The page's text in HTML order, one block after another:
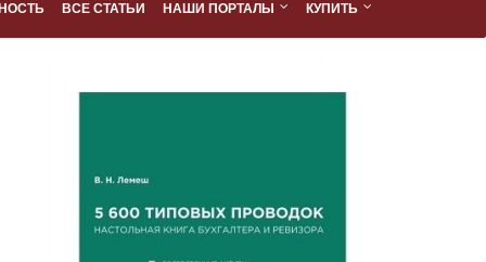
ВСЕ СТАТЬИ НАШИ ПОРТАЛЫ КУПИТЬ